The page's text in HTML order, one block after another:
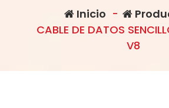
Inicio -
CABLE DE DATOS
V8